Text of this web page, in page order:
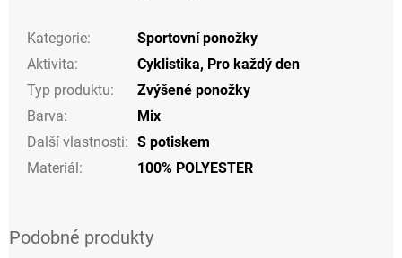
Kategorie:
Sportovní ponožky
Aktivita: Cyklistika, Pro každý den
Typ produktu:
Zvýšené ponožky
Barva:
Mix
Další vlastnosti: S potiskem
Materiál: 100% POLYESTER